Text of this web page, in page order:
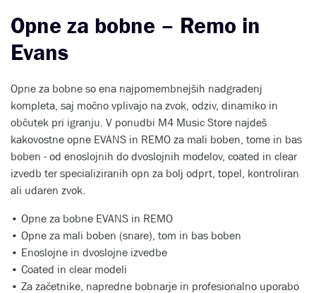
Opne za bobne – Remo in
Evans
Opne za bobne so ena najpomembnejših nadgradenj
kompleta, saj močno vplivajo na zvok, odziv, dinamiko in
občutek pri igranju. V ponudbi M4 Music Store najdeš
kakovostne opne EVANS in REMO za mali boben, tome in bas
boben - od enoslojnih do dvoslojnih modelov, coated in clear
izvedb ter specializiranih opn za bolj odprt, topel, kontroliran
ali udaren zvok.
• Opne za bobne EVANS in REMO
• Opne za mali boben (snare), tom in bas boben
• Enoslojne in dvoslojne izvedbe
• Coated in clear modeli
• Za začetnike, napredne bobnarje in profesionalno uporabo